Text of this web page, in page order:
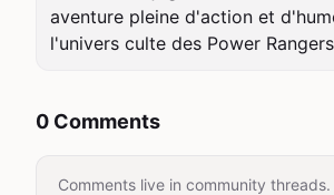
aventure pleine d'action et
l'univers culte des Power
0 Comments
Comments live in community